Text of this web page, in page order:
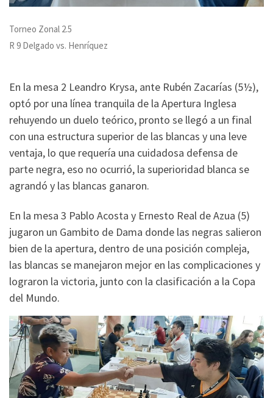
Torneo Zonal 2.5
R 9 Delgado vs. Henríquez
En la mesa 2 Leandro Krysa, ante Rubén Zacarías (5½),
optó por una línea tranquila de la Apertura Inglesa
rehuyendo un duelo teórico, pronto se llegó a un final
con una estructura superior de las blancas y una leve
ventaja, lo que requería una cuidadosa defensa de
parte negra, eso no ocurrió, la superioridad blanca se
agrandó y las blancas ganaron.
En la mesa 3 Pablo Acosta y Ernesto Real de Azua (5)
jugaron un Gambito de Dama donde las negras salieron
bien de la apertura, dentro de una posición compleja,
las blancas se manejaron mejor en las complicaciones y
lograron la victoria, junto con la clasificación a la Copa
del Mundo.